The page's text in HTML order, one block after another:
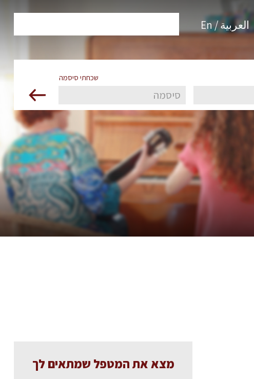
العربية / En
שכחתי סיסמה
מצא את המטפל שמתאים לך